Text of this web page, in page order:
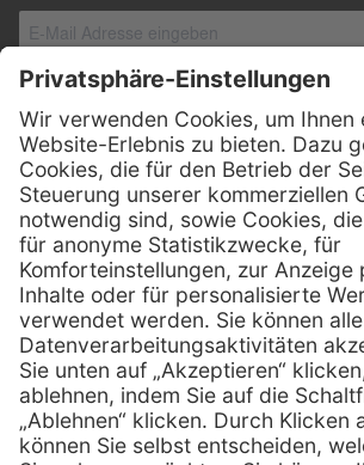
Kontakt
Henry Schein Medical Austria
Schönbrunner Straße
A-1120 Wien
01 / 718 19 61 99
Telefax:01 / 718 19 61 23
E-Mail: info @
Services
Vorteile
Hilfe
FAQs